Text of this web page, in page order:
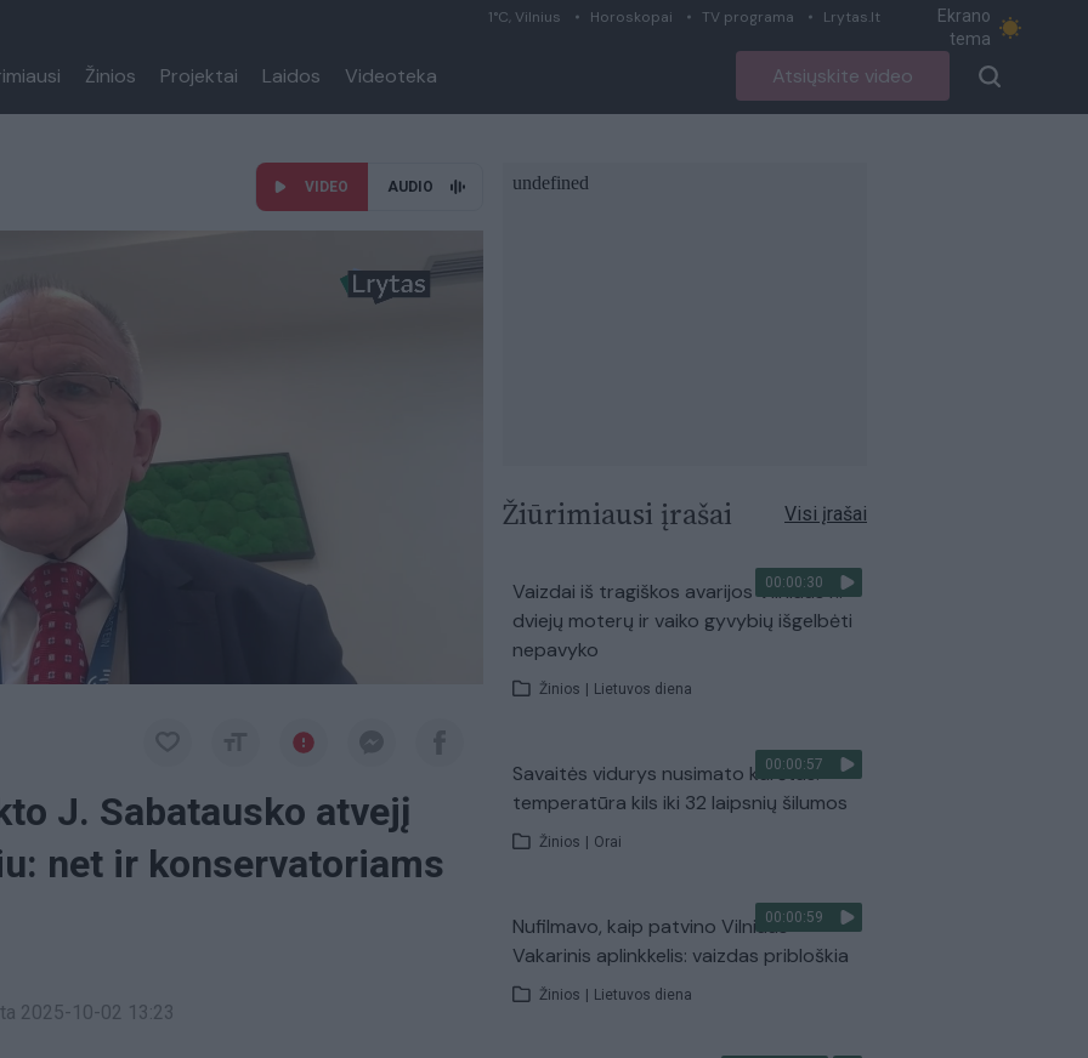
1°C, Vilnius Horoskopai TV programa Lrytas.lt
Ekrano
tema
Žinios Projektai Laidos Videoteka Atsiųskite video
VIDEO AUDIO
J. Sabatausko atvejį
net ir konservatoriams
2025-10-02 13:23
Žiūrimiausi įrašai Visi įrašai
00:00:30
Vaizdai iš tragiškos avarijos Vilniaus r.:
dviejų moterų ir vaiko gyvybių išgelbėti
nepavyko
Žinios Lietuvos diena
00:00:57
Savaitės vidurys nusimato karštas:
temperatūra kils iki 32 laipsnių šilumos
Žinios Orai
00:00:59
Nufilmavo, kaip patvino Vilniaus
Vakarinis aplinkkelis: vaizdas pribloškia
Žinios Lietuvos diena